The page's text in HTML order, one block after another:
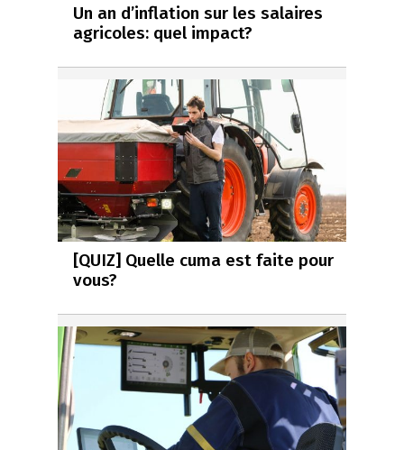
Un an d’inflation sur les salaires
agricoles: quel impact?
[QUIZ] Quelle cuma est faite pour
vous?